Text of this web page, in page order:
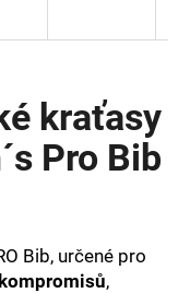
kraťasy
Pro Bib
Bib, určené pro
,